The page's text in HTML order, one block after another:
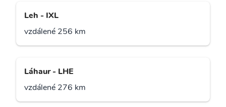
Leh - IXL
vzdálené 256 km
Láhaur - LHE
vzdálené 276 km